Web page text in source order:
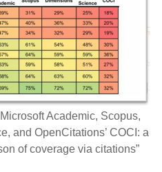
Academic, Scopus,
and OpenCitations’ COCI: a
of coverage via citations”